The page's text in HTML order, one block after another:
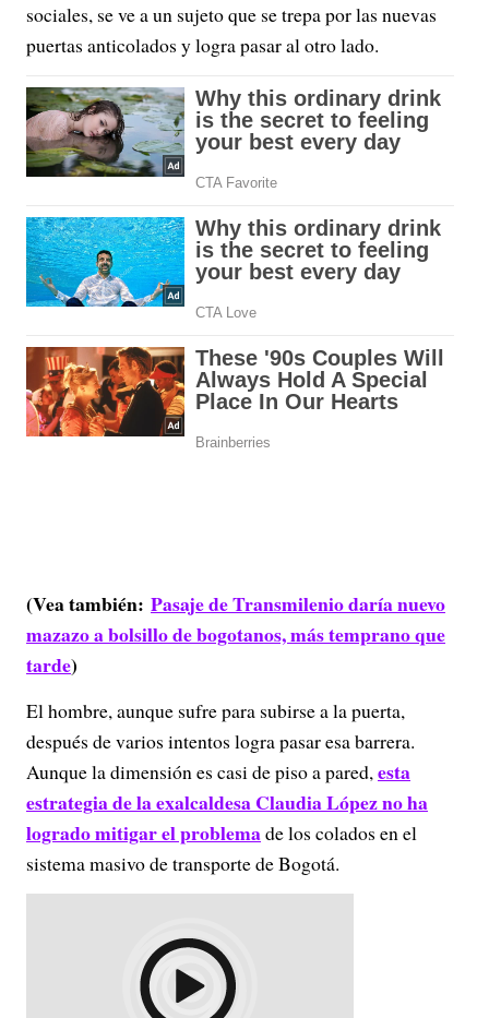
sociales, se ve a un sujeto que se trepa por las nuevas
puertas anticolados y logra pasar al otro lado.
(Vea también: Pasaje de Transmilenio daría nuevo
mazazo a bolsillo de bogotanos, más temprano que
tarde)
El hombre, aunque sufre para subirse a la puerta,
después de varios intentos logra pasar esa barrera.
Aunque la dimensión es casi de piso a pared,esta
estrategia de la exalcaldesa Claudia López no ha
logrado mitigar el problemade los colados en el
sistema masivo de transporte de Bogotá.